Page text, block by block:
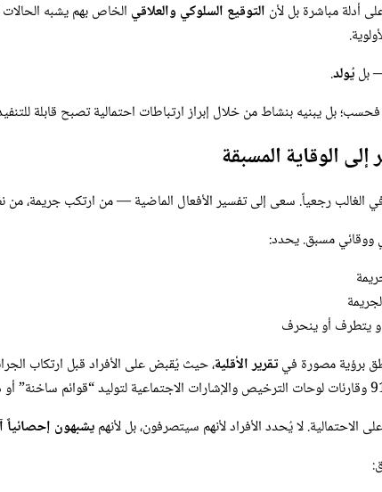
أدلة مباشرة بل لأن التوقيع السلوكي والعلاقي
بليُولد.
فحسب؛ بل يبنيه بنشاط من خلال إبراز ارتباطات احتمالية تصبح قابلة
في الغالب رجعياً. سعى إلى تفسير الأفعال الماضية — من ارتكب جريمة، من
ووقائي مسبق. يحدد:
يتطرف أو ينحرف
برؤية مصورة فيتقرير الأقلية، حيث يُقبض على الأفراد قبل ارتكاب
الاحتمالية. لا يُحدد الأفراد لأنهم سيتصرفون، بل لأنهميشبهون إحصائياً